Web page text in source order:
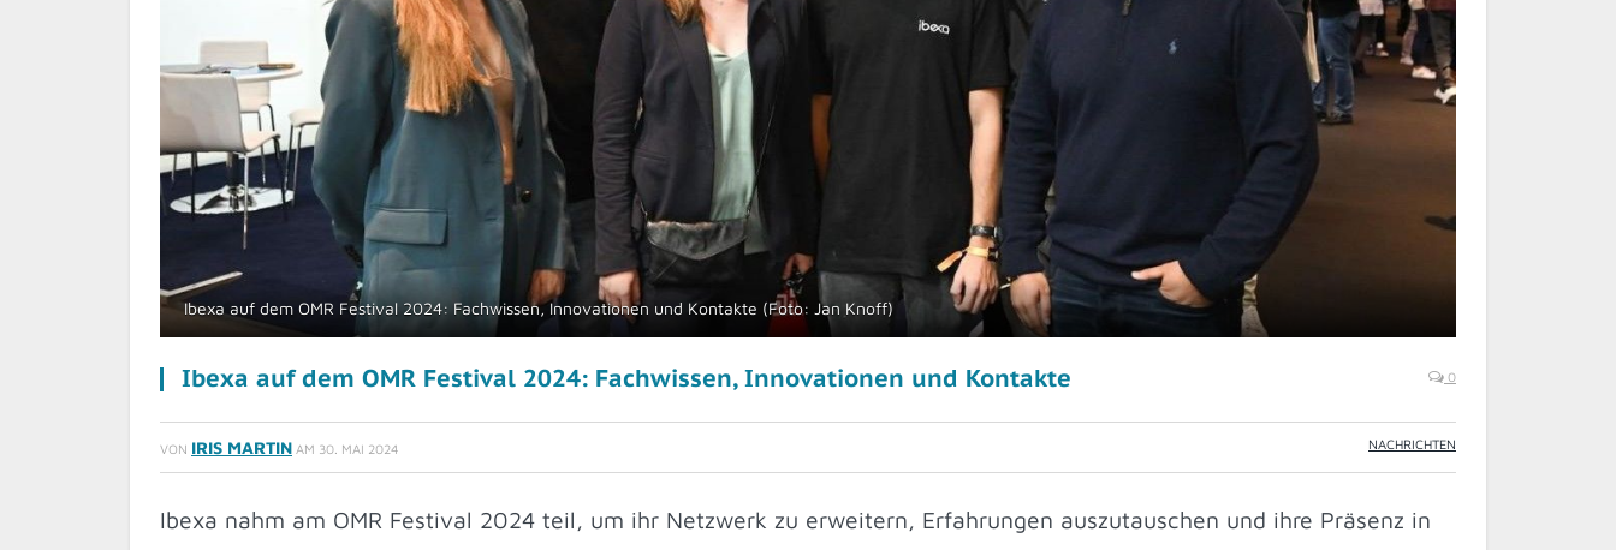
Ibexa auf dem OMR Festival 2024: Fachwissen, Innovationen und Kontakte (Foto: Jan Knoff)
Ibexa auf dem OMR Festival 2024: Fachwissen, Innovationen und Kontakte 0
VON IRIS MARTIN AM 30. MAI 2024 NACHRICHTEN
Ibexa nahm am OMR Festival 2024 teil, um ihr Netzwerk zu erweitern, Erfahrungen auszutauschen und ihre Präsenz in